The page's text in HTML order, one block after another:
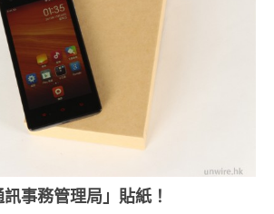
事務管理局」貼紙！